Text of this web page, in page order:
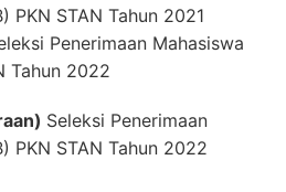
PKN STAN Tahun 2021
Penerimaan Mahasiswa
Tahun 2022
Seleksi Penerimaan
PKN STAN Tahun 2022